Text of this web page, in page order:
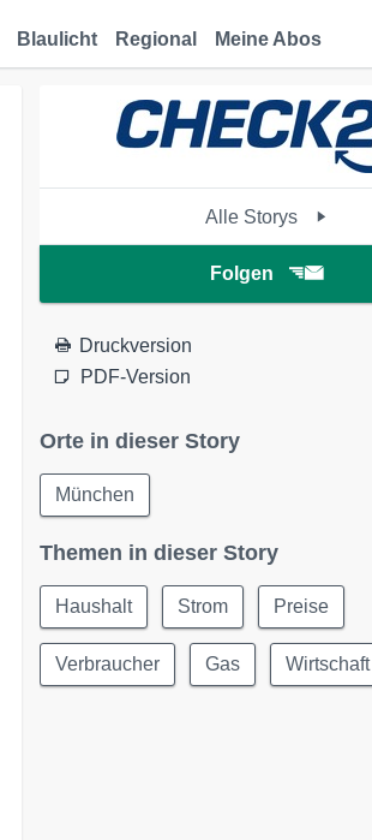
Blaulicht Regional Meine Abos
Alle Storys
Folgen
Druckversion
PDF-Version
Orte in dieser Story
München
Themen in dieser Story
Haushalt Strom Preise
Verbraucher Gas Wirtschaft